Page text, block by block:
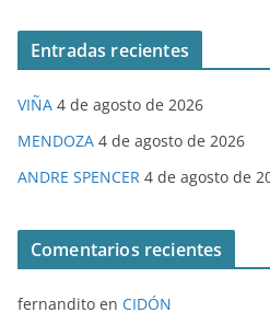
Entradas recientes
VIÑA 4 de agosto de 2026
MENDOZA 4 de agosto de 2026
ANDRE SPENCER 4 de agosto de
Comentarios recientes
fernandito en CIDÓN